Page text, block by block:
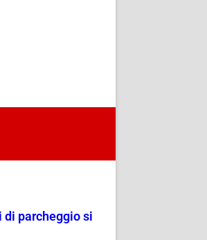
parcheggio si